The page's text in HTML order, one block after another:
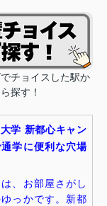
チョイスした駅か
ら探す！
学 新都心キャン
学に便利な穴場
、お部屋さがし
っかです。新都